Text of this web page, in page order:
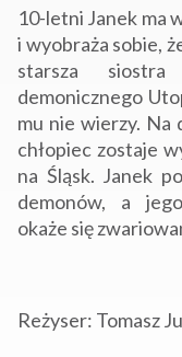
10-letni Janek ma
i wyobraża sobie,
starsza
demonicznego
mu nie wierzy. Na
chłopiec zostaje
na Śląsk. Janek
demonów, a
okaże się
Reżyser: Tomasz